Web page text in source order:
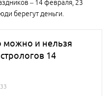
– 14 февраля, 23
берегут деньги.
можно и нельзя
14